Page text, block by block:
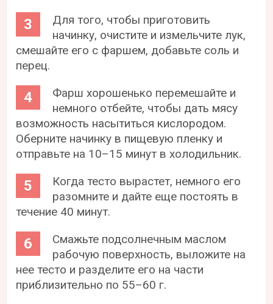
Для того, чтобы приготовить
начинку, очистите и измельчите лук,
смешайте его с фаршем, добавьте соль и
перец.
Фарш хорошенько перемешайте и
немного отбейте, чтобы дать мясу
возможность насытиться кислородом.
Оберните начинку в пищевую пленку и
отправьте на 10–15 минут в холодильник.
Когда тесто вырастет, немного его
разомните и дайте еще постоять в
течение 40 минут.
Смажьте подсолнечным маслом
рабочую поверхность, выложите на
нее тесто и разделите его на части
приблизительно по 55–60 г.